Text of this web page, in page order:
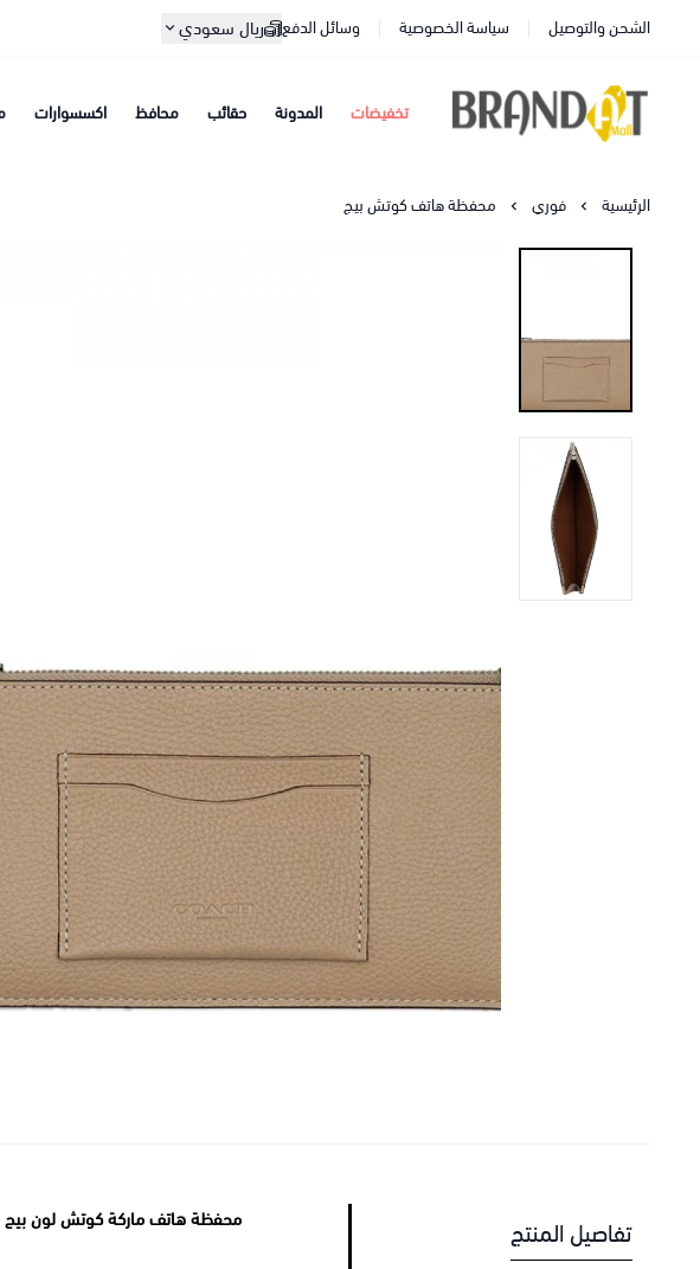
الشحن والتوصيل سياسة الخصوصية وسائل الدفع ريال سعودي
براندات مول تخفيضات المدونة حقائب محافظ اكسسوارات
الرئيسية فوري محفظة هاتف كوتش بيج
تفاصيل المنتج محفظة هاتف ماركة كوتش لون بيج